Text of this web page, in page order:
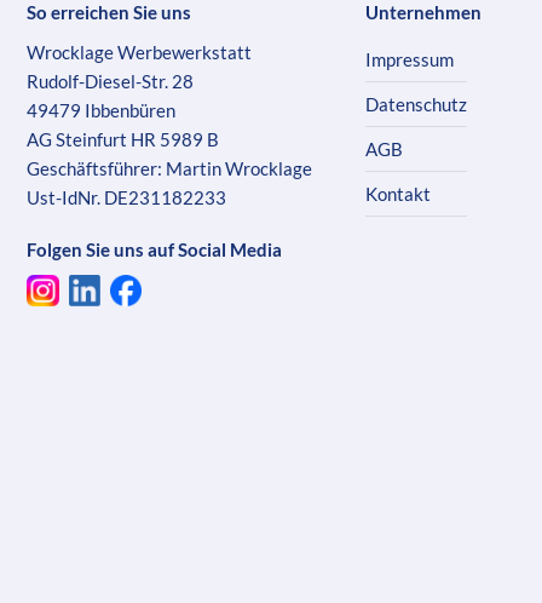
So erreichen Sie uns
Wrocklage Werbewerkstatt
Rudolf-Diesel-Str. 28
49479 Ibbenbüren
AG Steinfurt HR 5989 B
Geschäftsführer: Martin Wrocklage
Ust-IdNr. DE231182233
Folgen Sie uns auf Social Media
Unternehmen
Impressum
Datenschutz
AGB
Kontakt